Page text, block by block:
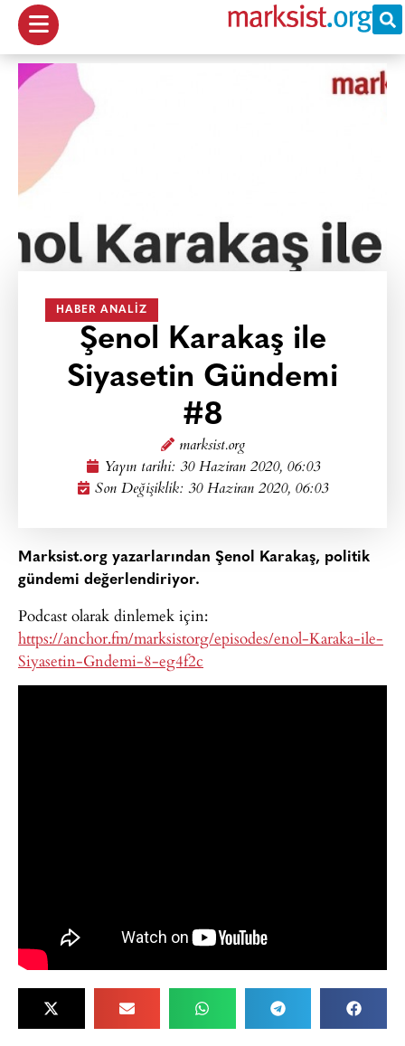
HABER ANALIZ
Şenol Karakaş ile
Siyasetin Gündemi
#8
marksist.org
Yayın tarihi: 30 Haziran 2020, 06:03
Son Değişiklik: 30 Haziran 2020, 06:03
Marksist.org yazarlarından Şenol Karakaş, politik
gündemi değerlendiriyor.
Podcast olarak dinlemek için:
https://anchor.fm/marksistorg/episodes/enol-Karaka-ile-
Siyasetin-Gndemi-8-eg4f2c